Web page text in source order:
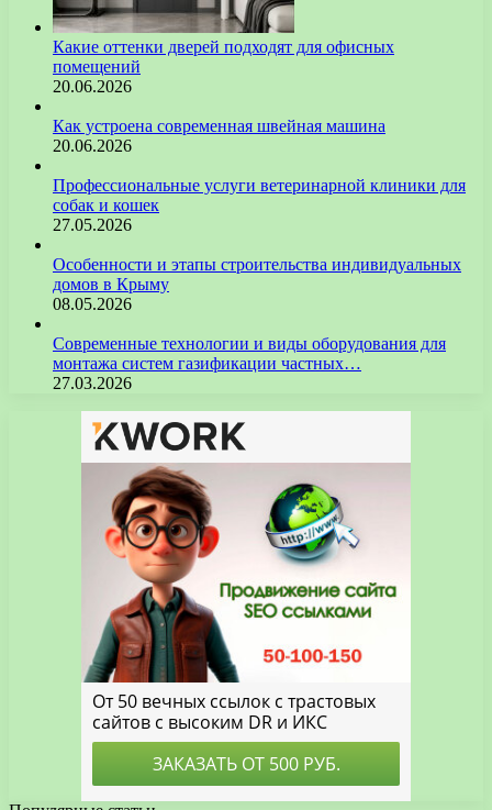
Какие оттенки дверей подходят для офисных
помещений
20.06.2026
Как устроена современная швейная машина
20.06.2026
Профессиональные услуги ветеринарной клиники для
собак и кошек
27.05.2026
Особенности и этапы строительства индивидуальных
домов в Крыму
08.05.2026
Современные технологии и виды оборудования для
монтажа систем газификации частных…
27.03.2026